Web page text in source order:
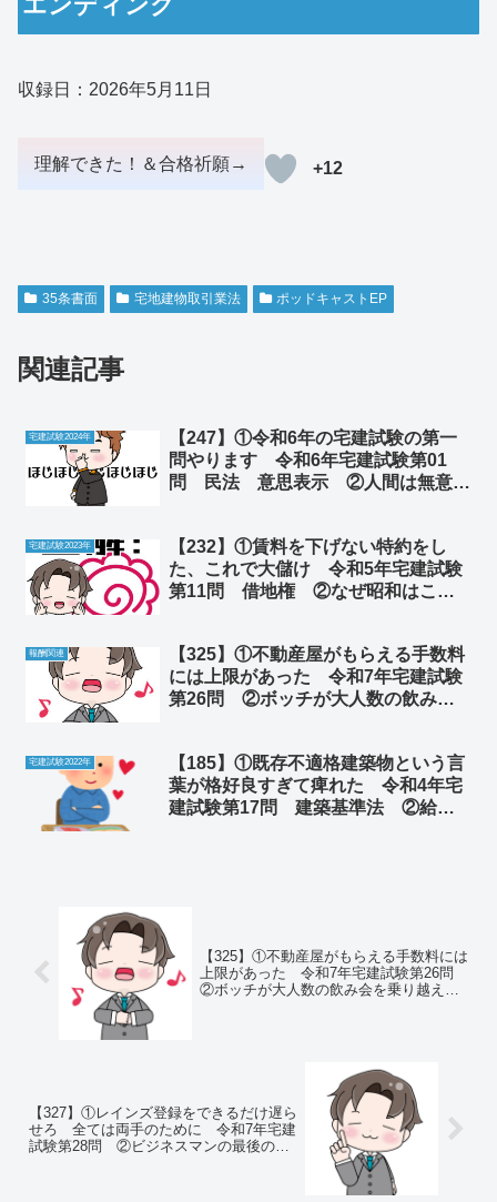
収録日：2026年5月11日
+12
35条書面 宅地建物取引業法 ポッドキャストEP
関連記事
宅建試験2024年
【247】①令和6年の宅建試験の第一
問やります 令和6年宅建試験第01
問 民法 意思表示 ②人間は無意識
宅建試験2023年
【232】①賃料を下げない特約をし
た、これで大儲け 令和5年宅建試験
第11問 借地権 ②なぜ昭和はこん
報酬関連
【325】①不動産屋がもらえる手数料
には上限があった 令和7年宅建試験
第26問 ②ボッチが大人数の飲み会
宅建試験2022年
【185】①既存不適格建築物という言
葉が格好良すぎて痺れた 令和4年宅
建試験第17問 建築基準法 ②給料
【325】①不動産屋がもらえる手数料には
上限があった 令和7年宅建試験第26問
②ボッチが大人数の飲み会を乗り越える
【327】①レインズ登録をできるだけ遅ら
せろ 全ては両手のために 令和7年宅建
試験第28問 ②ビジネスマンの最後のサ